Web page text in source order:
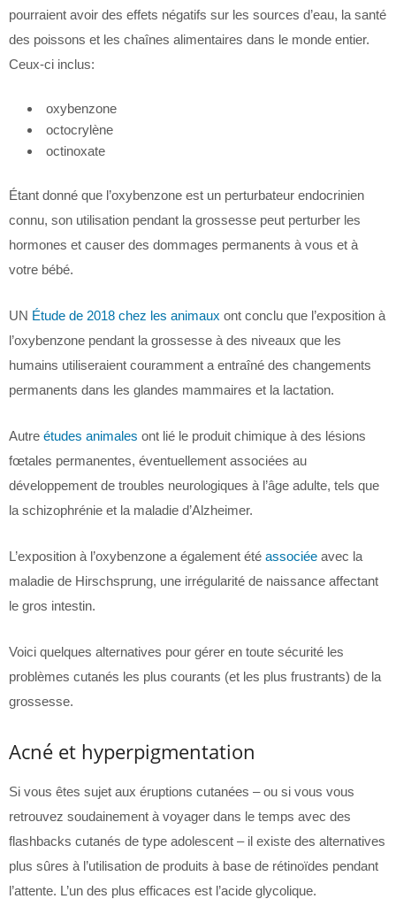
pourraient avoir des effets négatifs sur les sources d’eau, la santé
des poissons et les chaînes alimentaires dans le monde entier.
Ceux-ci inclus:
oxybenzone
octocrylène
octinoxate
Étant donné que l’oxybenzone est un perturbateur endocrinien
connu, son utilisation pendant la grossesse peut perturber les
hormones et causer des dommages permanents à vous et à
votre bébé.
UN Étude de 2018 chez les animaux ont conclu que l’exposition à
l’oxybenzone pendant la grossesse à des niveaux que les
humains utiliseraient couramment a entraîné des changements
permanents dans les glandes mammaires et la lactation.
Autre études animales ont lié le produit chimique à des lésions
fœtales permanentes, éventuellement associées au
développement de troubles neurologiques à l’âge adulte, tels que
la schizophrénie et la maladie d’Alzheimer.
L’exposition à l’oxybenzone a également été associée avec la
maladie de Hirschsprung, une irrégularité de naissance affectant
le gros intestin.
Voici quelques alternatives pour gérer en toute sécurité les
problèmes cutanés les plus courants (et les plus frustrants) de la
grossesse.
Acné et hyperpigmentation
Si vous êtes sujet aux éruptions cutanées – ou si vous vous
retrouvez soudainement à voyager dans le temps avec des
flashbacks cutanés de type adolescent – il existe des alternatives
plus sûres à l’utilisation de produits à base de rétinoïdes pendant
l’attente. L’un des plus efficaces est l’acide glycolique.